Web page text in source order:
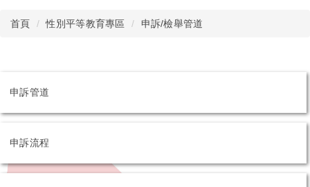
【114-2 性別教育研究系列講座】科技為鏡，同理為光：AI 時代
的性平教育新視界
首頁 性別平等教育專區 申訴/檢舉管道
申訴管道
申訴流程